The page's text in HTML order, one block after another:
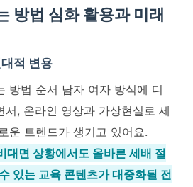
방법 심화 활용과 미래
적 변용
방법 순서 남자 여자 방식에 디
서, 온라인 영상과 가상현실로 세
운 트렌드가 생기고 있어요.
면 상황에서도 올바른 세배 절
있는 교육 콘텐츠가 대중화될 전